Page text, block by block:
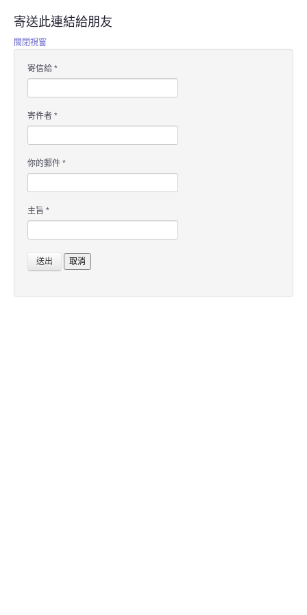
寄送此連結給朋友
關閉視窗
寄信給 *
寄件者 *
你的郵件 *
主旨 *
送出 取消